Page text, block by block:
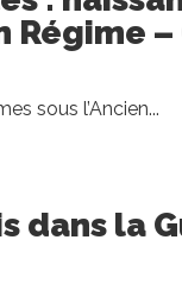
Régime
sous l’Ancien...
dans la